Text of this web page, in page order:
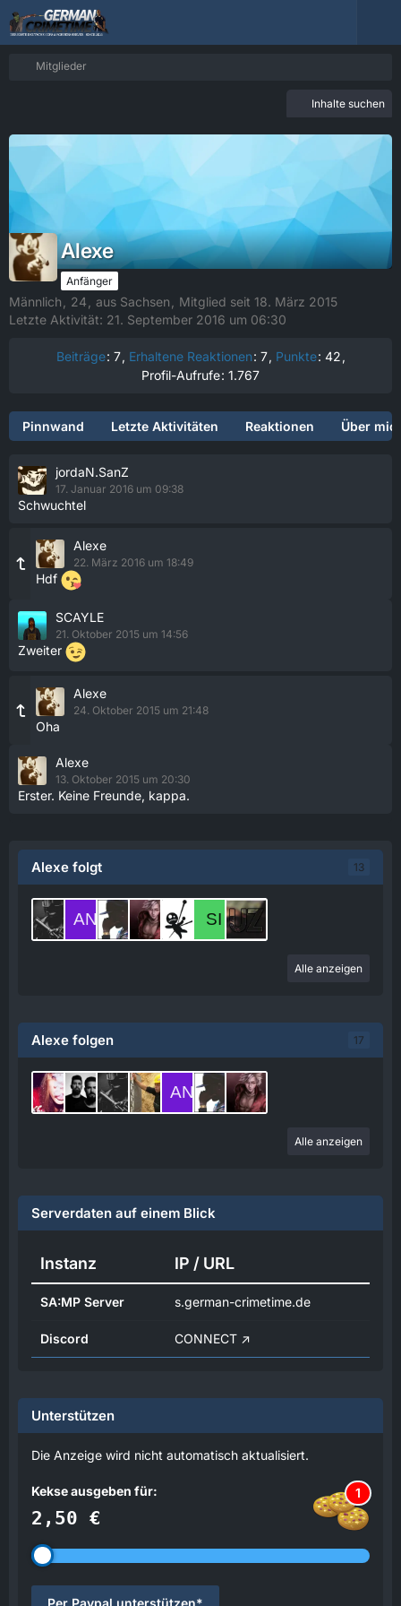
Mitglieder
Inhalte suchen
Alexe
Anfänger
Männlich 24 aus Sachsen
Mitglied seit 18. März 2015
Letzte Aktivität: 21. September 2016 um 06:30
Beiträge 7 Erhaltene Reaktionen 7 Punkte 42
Profil-Aufrufe 1.767
Pinnwand Letzte Aktivitäten Reaktionen Über
jordaN.SanZ
17. Januar 2016 um 09:38
Schwuchtel
Alexe
22. März 2016 um 18:49
Hdf
SCAYLE
21. Oktober 2015 um 14:56
Zweiter
Alexe
24. Oktober 2015 um 21:48
Oha
Alexe
13. Oktober 2015 um 20:30
Erster. Keine Freunde, kappa.
Alexe folgt 13
Alle anzeigen
Alexe folgen 17
Alle anzeigen
Serverdaten auf einem Blick
Instanz IP / URL
SA:MP Server s.german-crimetime.de
Discord CONNECT
Unterstützen
Die Anzeige wird nicht automatisch aktualisiert.
Kekse ausgeben für:
2,50 €
1